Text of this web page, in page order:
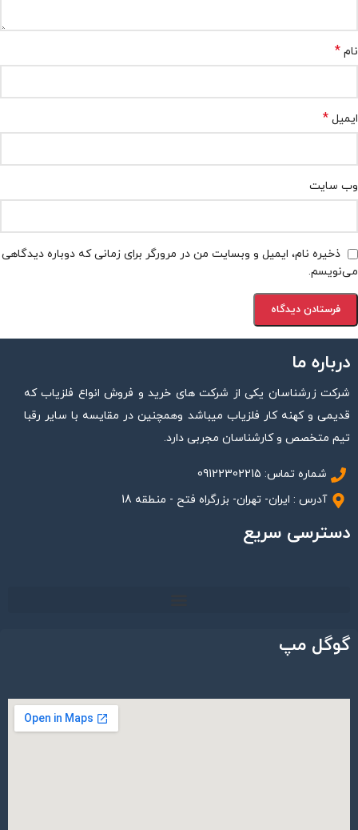
نام *
ایمیل *
وب‌ سایت
ذخیره نام، ایمیل و وبسایت من در مرورگر برای زمانی که دوباره دیدگاهی
می‌نویسم.
درباره ما
شرکت زرشناسان یکی از شرکت های خرید و فروش انواع فلزیاب که
قدیمی و کهنه کار فلزیاب میباشد وهمچنین در مقایسه با سایر رقبا
تیم متخصص و کارشناسان مجربی دارد.
شماره تماس: 09122302215
آدرس : ایران- تهران- بزرگراه فتح - منطقه 18
دسترسی سریع
گوگل مپ